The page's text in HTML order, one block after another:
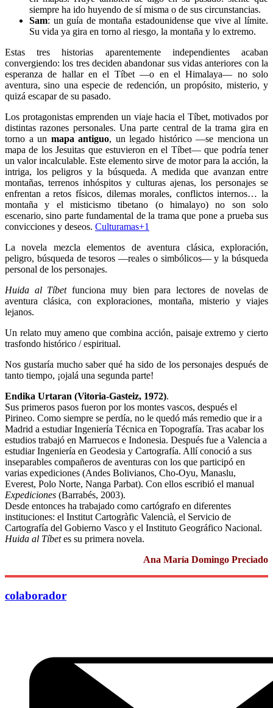
siempre ha ido huyendo de sí misma o de sus circunstancias.
Sam: un guía de montaña estadounidense que vive al límite.
Su vida ya gira en torno al riesgo, la montaña y lo extremo.
Estas tres historias aparentemente independientes acaban
convergiendo: los tres deciden abandonar sus vidas anteriores con la
esperanza de hallar en el Tíbet —o en el Himalaya— no solo
aventura, sino una especie de redención, un propósito, misterio, y
quizá escapar de su pasado.
Los protagonistas emprenden un viaje hacia el Tíbet, motivados por
distintas razones personales. Una parte central de la trama gira en
torno a un mapa antiguo, un legado histórico —se menciona un
mapa de los Jesuitas que estuvieron en el Tíbet— que podría tener
un valor incalculable. Este elemento sirve de motor para la acción, la
intriga, los peligros y la búsqueda. A medida que avanzan entre
montañas, terrenos inhóspitos y culturas ajenas, los personajes se
enfrentan a retos físicos, dilemas morales, conflictos internos… la
montaña y el misticismo tibetano (o himalayo) no son solo
escenario, sino parte fundamental de la trama que pone a prueba sus
convicciones y deseos. Culturamas+1
La novela mezcla elementos de aventura clásica, exploración,
peligro, búsqueda de tesoros —reales o simbólicos— y la búsqueda
personal de los personajes.
Huida al Tíbetfunciona muy bien para lectores de novelas de
aventura clásica, con exploraciones, montaña, misterio y viajes
lejanos.
Un relato muy ameno que combina acción, paisaje extremo y cierto
trasfondo histórico / espiritual.
Nos gustaría mucho saber qué ha sido de los personajes después de
tanto tiempo, ¡ojalá una segunda parte!
Endika Urtaran (Vitoria-Gasteiz, 1972).
Sus primeros pasos fueron por los montes vascos, después el
Pirineo. Como siempre se perdía, no le quedó más remedio que ir a
Madrid a estudiar Ingeniería Técnica en Topografía. Tras acabar los
estudios trabajó en Marruecos e Indonesia. Después fue a Valencia a
estudiar Ingeniería en Geodesia y Cartografía. Allí conoció a sus
inseparables compañeros de aventuras con los que participó en
varias expediciones (Andes Bolivianos, Cho-Oyu, Manaslu,
Everest, Polo Norte, Nanga Parbat). Con ellos escribió el manual
Expediciones (Barrabés, 2003).
Desde entonces ha trabajado como cartógrafo en diferentes
instituciones: el Institut Cartogràfic Valencià, el Servicio de
Cartografía del Gobierno Vasco y el Instituto Geográfico Nacional.
Huida al Tíbetes su primera novela.
Ana María Domingo Preciado
colaborador